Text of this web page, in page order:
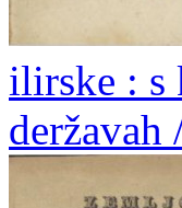
ilirske : s
deržavah